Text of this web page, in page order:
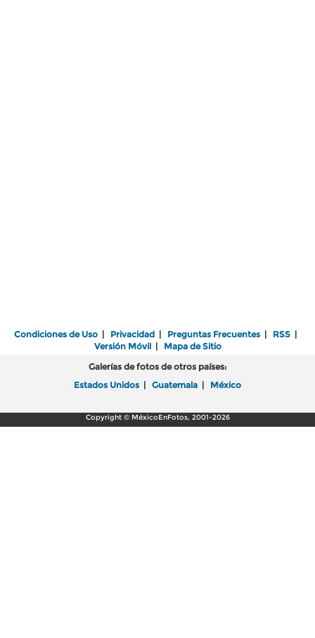
Condiciones de Uso | Privacidad | Preguntas Frecuentes | RSS |
Versión Móvil| Mapa de Sitio
Galerías de fotos de otros países:
Estados Unidos | Guatemala | México
Copyright © MéxicoEnFotos, 2001-2026